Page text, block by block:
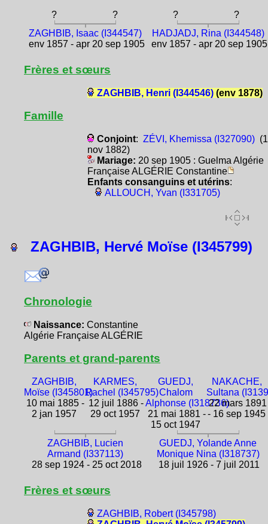
? ? ?
?
ZAGHBIB, Isaac (I344547)
env 1857 - apr 20 sep 1905
HADJADJ, Rina (I344548)
env 1857 - apr 20 sep 1905
Frères et sœurs
ZAGHBIB, Henri (I344546)(env 1878)
Famille
Conjoint: ZÉVI, Khemissa (I327090)
nov 1882)
Mariage: 20 sep 1905 : Guelma Algérie
Française ALGÉRIE Constantine
Enfants consanguins et utérins:
ALLOUCH, Yvan (I331705)
ZAGHBIB, Hervé Moïse (I345799)
Chronologie
Naissance: Constantine
Algérie Française ALGÉRIE
Parents et grand-parents
ZAGHBIB,
Moïse (I345801)
10 mai 1885 -
2 jan 1957
KARMES,
Rachel (I345795)
12 juil 1886 -
29 oct 1957
GUEDJ,
Chalom
Alphonse (I318736)
21 mai 1881 -
15 oct 1947
NAKACHE,
Sultana
22 mars 1891
- 16 sep 1945
ZAGHBIB, Lucien
Armand (I337113)
28 sep 1924 - 25 oct 2018
GUEDJ, Yolande Anne
Monique Nina (I318737)
18 juil 1926 - 7 juil 2011
Frères et sœurs
ZAGHBIB, Robert (I345798)